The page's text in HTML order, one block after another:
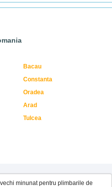
Bacau
Constanta
Oradea
Arad
Tulcea
minunat pentru plimbarile de